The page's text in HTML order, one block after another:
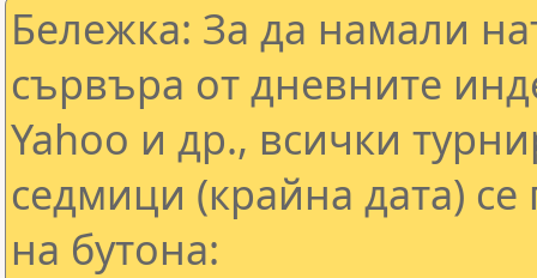
Бележка: За да намали
сървъра от дневните
Yahoo и др., всички
седмици (крайна дата) се
на бутона: